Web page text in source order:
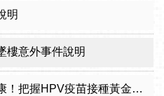
明
樓意外事件說明
種黃金期 臺北市提供校園設站及98家合約院所接種服務